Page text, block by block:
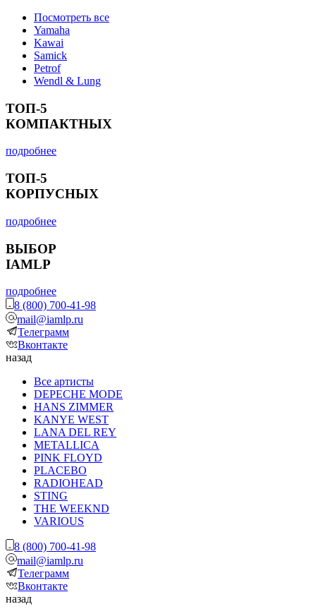
Посмотреть все
Yamaha
Kawai
Samick
Petrof
Wendl & Lung
ТОП-5
КОМПАКТНЫХ
подробнее
ТОП-5
КОРПУСНЫХ
подробнее
ВЫБОР
IAMLP
подробнее
8 (800) 700-41-98
mail@iamlp.ru
Телеграмм
Вконтакте
назад
Все артисты
DEPECHE MODE
HANS ZIMMER
KANYE WEST
LANA DEL REY
METALLICA
PINK FLOYD
PLACEBO
RADIOHEAD
STING
THE WEEKND
VARIOUS
8 (800) 700-41-98
mail@iamlp.ru
Телеграмм
Вконтакте
назад